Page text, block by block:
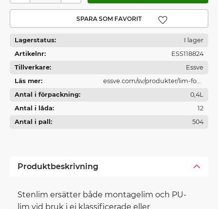
Lägg till i favoriter
Lagerstatus
I lager
Artikelnr
ESS118824
Tillverkare
Essve
Läs mer
essve.com/sv/produkter/lim-fog-
och-brandtatning/
Antal i förpackning
0,4L
Antal i låda
12
Antal i pall
504
Produktbeskrivning
Stenlim ersätter både montagelim och PU-
lim vid bruk i ej klassificerade eller